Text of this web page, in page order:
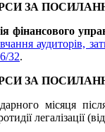
ЗА
фінансового
аудиторів,
32.
ЗА
місяця